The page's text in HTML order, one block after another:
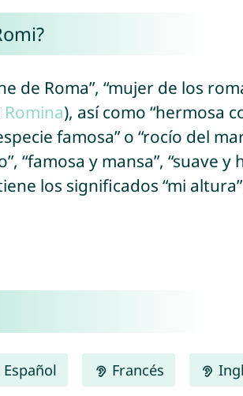
de Roma”, “mujer de los
Romina), así como “hermosa
famosa” o “rocío del
“famosa y mansa”, “suave
Español Francés